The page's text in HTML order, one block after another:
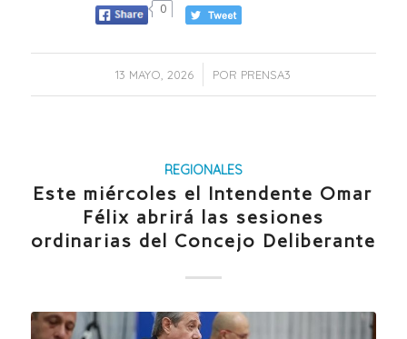
0
13 MAYO, 2026
/ POR PRENSA3
REGIONALES
Este miércoles el Intendente Omar
Félix abrirá las sesiones
ordinarias del Concejo Deliberante